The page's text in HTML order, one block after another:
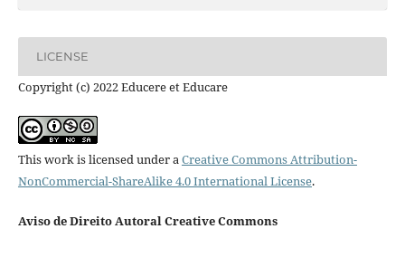
LICENSE
Copyright (c) 2022 Educere et Educare
This work is licensed under aCreative Commons Attribution-
NonCommercial-ShareAlike 4.0 International License.
Aviso de Direito Autoral Creative Commons